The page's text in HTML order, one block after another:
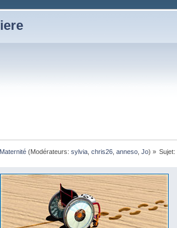
(Modérateurs: sylvia, chris26, anneso, Jo) » Sujet: